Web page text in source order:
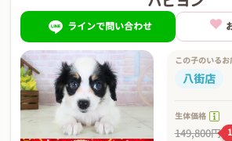
ラインで問い合わせ
この子のいるお
八街店
生体価格
149,800円